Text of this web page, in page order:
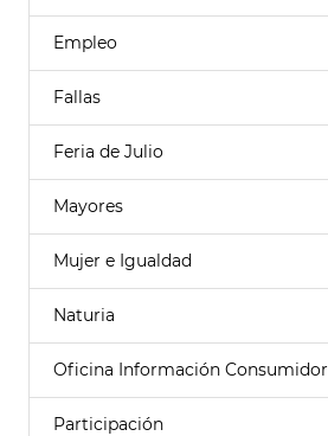
Empleo
Fallas
Feria de Julio
Mayores
Mujer e Igualdad
Naturia
Oficina Información Consumidor
Participación